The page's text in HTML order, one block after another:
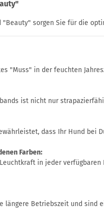
"Beauty" sorgen Sie für die
"Muss" in der feuchten
ist nicht nur
dass Ihr Hund bei
Farben:
in jeder
längere Betriebszeit und sind